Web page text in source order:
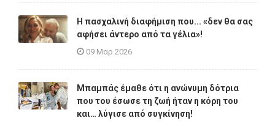
Η πασχαλινή διαφήμιση που... «δεν θα σας
αφήσει άντερο από τα γέλια»!
09 Μαρ 2026
Μπαμπάς έμαθε ότι η ανώνυμη δότρια
που του έσωσε τη ζωή ήταν η κόρη του
και… λύγισε από συγκίνηση!